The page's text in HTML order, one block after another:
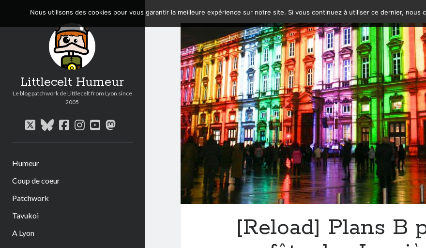
Littlecelt Humeur
Le blog patchwork de Littlecelt from Lyon since
2005
twitterbluesky
facebook
instagram
youtube
mastodon
Humeur
Coup de coeur
Patchwork
Tavukoi
A Lyon
[Reload] Plans B
Nous utilisons des cookies pour vous garantir la meilleure expérience sur notre site. Si vous continuez à utiliser ce dernier,